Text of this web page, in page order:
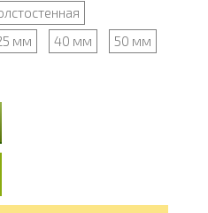
мм 40 мм
50 мм